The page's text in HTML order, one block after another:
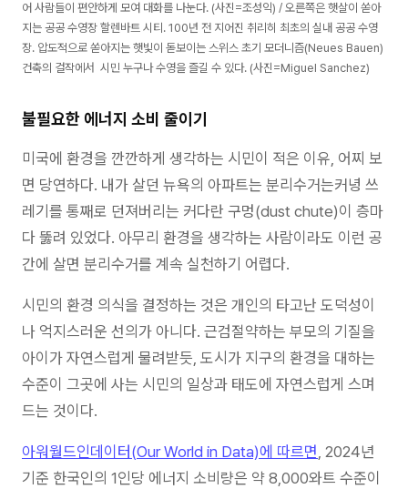
어 사람들이 편안하게 모여 대화를 나눈다. (사진=조성익) / 오른쪽은 햇살이 쏟아
지는 공공 수영장 할렌바트 시티. 100년 전 지어진 취리히 최초의 실내 공공 수영
장. 압도적으로 쏟아지는 햇빛이 돋보이는 스위스 초기 모더니즘(Neues Bauen)
건축의 걸작에서 시민 누구나 수영을 즐길 수 있다. (사진=Miguel Sanchez)
불필요한 에너지 소비 줄이기
미국에 환경을 깐깐하게 생각하는 시민이 적은 이유, 어찌 보
면 당연하다. 내가 살던 뉴욕의 아파트는 분리수거는커녕 쓰
레기를 통째로 던져버리는 커다란 구멍(dust chute)이 층마
다 뚫려 있었다. 아무리 환경을 생각하는 사람이라도 이런 공
간에 살면 분리수거를 계속 실천하기 어렵다.
시민의 환경 의식을 결정하는 것은 개인의 타고난 도덕성이
나 억지스러운 선의가 아니다. 근검절약하는 부모의 기질을
아이가 자연스럽게 물려받듯, 도시가 지구의 환경을 대하는
수준이 그곳에 사는 시민의 일상과 태도에 자연스럽게 스며
드는 것이다.
아워월드인데이터(Our World in Data)에 따르면, 2024년
기준 한국인의 1인당 에너지 소비량은 약 8,000와트 수준이